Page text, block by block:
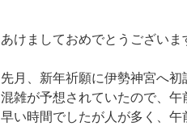
あけましておめでとうございま
先月、新年祈願に伊勢神宮へ初
混雑が予想されていたので、
早い時間でしたが人が多く、